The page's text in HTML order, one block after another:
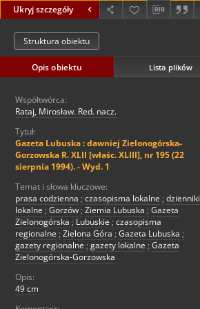
Ukryj szczegóły
Struktura obiektu
Opis obiektu Lista plików
Współtwórca:
Rataj, Mirosław. Red. nacz.
Tytuł:
Gazeta Lubuska : dawniej Zielonogórska-
Gorzowska R. XLII [właśc. XLIII], nr 195 (22
sierpnia 1994). - Wyd. 1
Temat i słowa kluczowe:
prasa codzienna ; czasopisma lokalne ; dzienniki
lokalne ; Gorzów ; Ziemia Lubuska ; Gazeta
Zielonogórska ; Lubuskie ; czasopisma
regionalne ; Zielona Góra ; Gazeta Lubuska ;
gazety regionalne ; gazety lokalne ; Gazeta
Zielonogórska-Gorzowska
Opis:
49 cm